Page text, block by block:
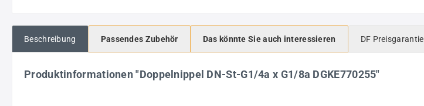
Beschreibung Passendes Zubehör Das könnte Sie auch interessieren DF Preisgarantie
Produktinformationen "Doppelnippel DN-St-G1/4a x G1/8a DGKE770255"